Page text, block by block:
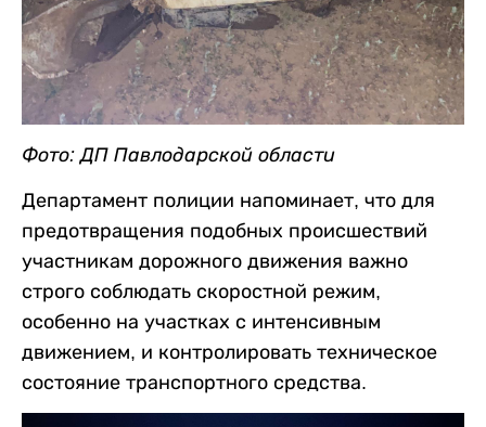
Фото: ДП Павлодарской области
Департамент полиции напоминает, что для
предотвращения подобных происшествий
участникам дорожного движения важно
строго соблюдать скоростной режим,
особенно на участках с интенсивным
движением, и контролировать техническое
состояние транспортного средства.